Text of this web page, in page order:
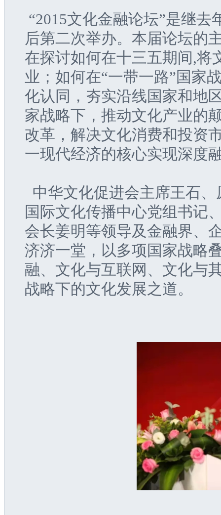
“2015文化金融论坛”是继去
后第二次举办。本届论坛的
在探讨如何在十三五期间,将
业；如何在“一带一路”国家
化认同，夯实沿线国家和地
家战略下，推动文化产业的
改革，解决文化消费和投资
一现代经济的核心实现深度
中华文化促进会主席王石
国际文化传播中心党组书记
会长姜明等领导及金融界、
济济一堂，以多项国家战略
融、文化与互联网、文化与
战略下的文化发展之道。